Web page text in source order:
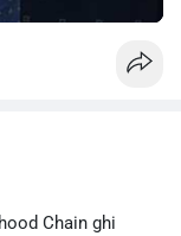
Chain ghi